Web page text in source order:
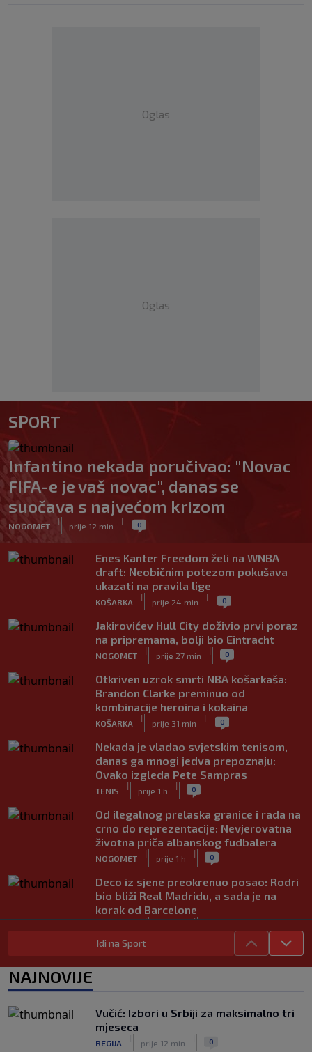
Oglas
Oglas
SPORT
Infantino nekada poručivao: "Novac
FIFA-e je vaš novac", danas se
suočava s najvećom krizom
NOGOMET
|
prije 12 min
| 0
Enes Kanter Freedom želi na WNBA
draft: Neobičnim potezom pokušava
ukazati na pravila lige
KOŠARKA
|
prije 24 min
| 0
Jakirovićev Hull City doživio prvi poraz
na pripremama, bolji bio Eintracht
NOGOMET
|
prije 27 min
| 0
Otkriven uzrok smrti NBA košarkaša:
Brandon Clarke preminuo od
kombinacije heroina i kokaina
KOŠARKA
|
prije 31 min
| 0
Nekada je vladao svjetskim tenisom,
danas ga mnogi jedva prepoznaju:
Ovako izgleda Pete Sampras
TENIS
|
prije 1 h
| 0
Od ilegalnog prelaska granice i rada na
crno do reprezentacije: Nevjerovatna
životna priča albanskog fudbalera
NOGOMET
|
prije 1 h
| 0
Deco iz sjene preokrenuo posao: Rodri
bio bliži Real Madridu, a sada je na
korak od Barcelone
| |
River Plate napravio veliki posao:
Gasol savjetovao Wembanyamu:
Najopasniji je u reketu, ali mora
dodatno ojačati
Idi na Sport
NAJNOVIJE
Vučić: Izbori u Srbiji za maksimalno tri
mjeseca
REGIJA prije 12 min 0